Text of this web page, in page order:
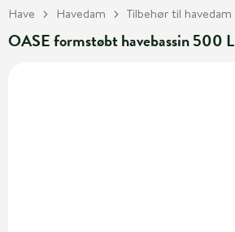
Have Havedam Tilbehør til havedam
OASE formstøbt havebassin 500 L